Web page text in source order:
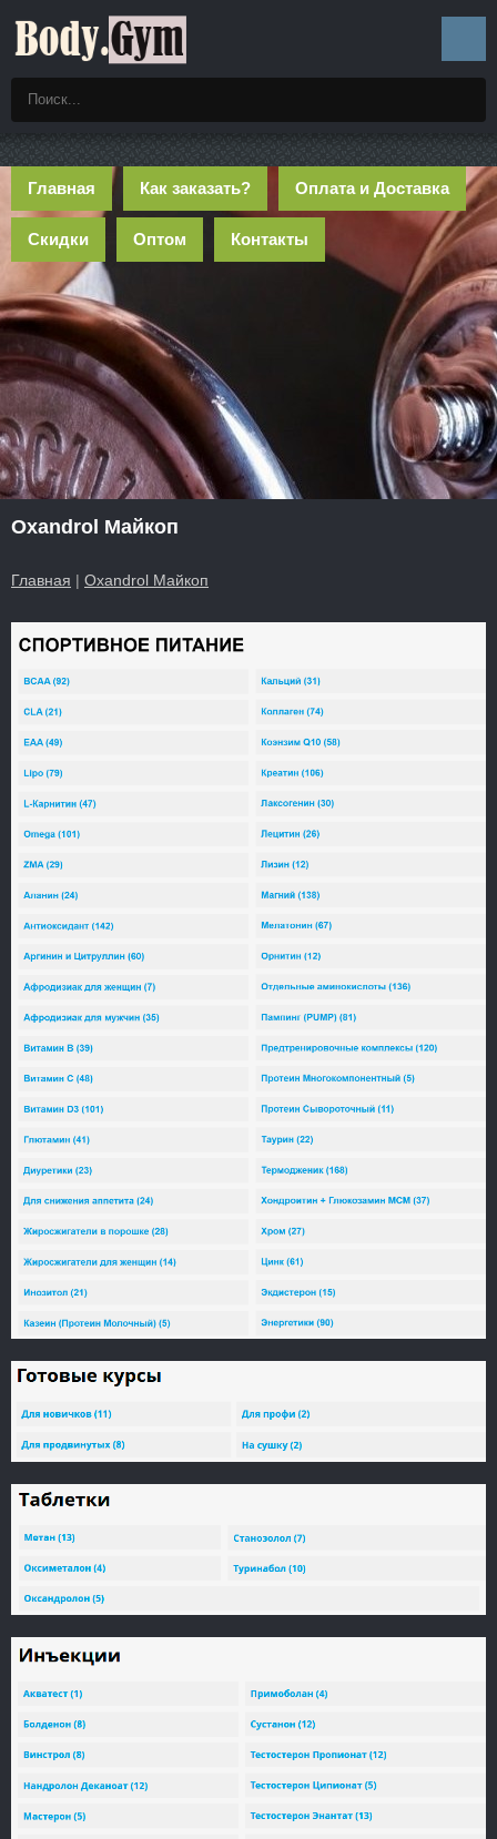
Главная Как заказать? Оплата и Доставка
Скидки Оптом Контакты
Oxandrol Майкоп
Главная | Oxandrol Майкоп